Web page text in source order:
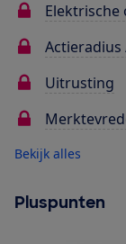
Actieradius
Uitrusting
Bekijk alles
Pluspunten